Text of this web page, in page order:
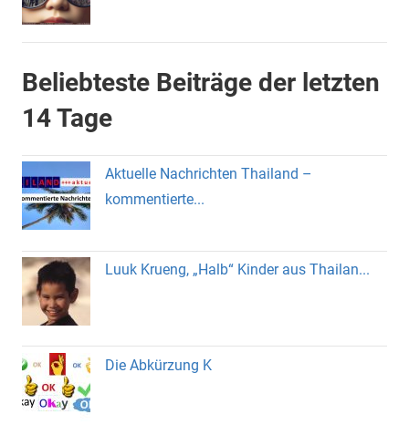
Beliebteste Beiträge der letzten
14 Tage
Aktuelle Nachrichten Thailand –
kommentierte...
Luuk Krueng, „Halb“ Kinder aus Thailan...
Die Abkürzung K